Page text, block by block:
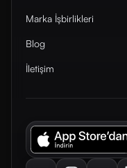
Marka İşbirlikleri
Blog
İletişim